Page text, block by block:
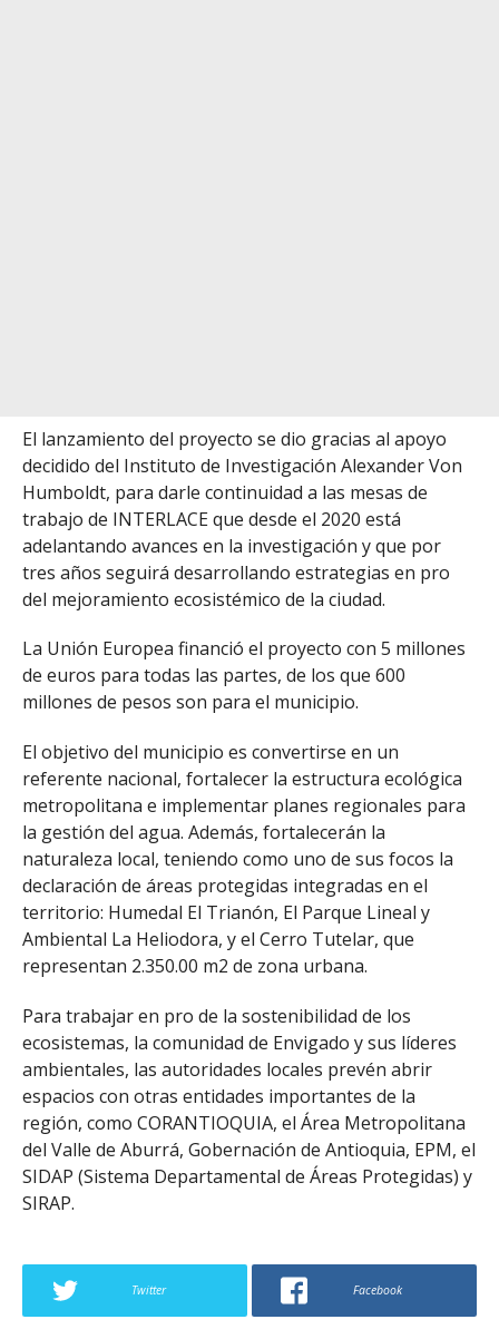
El lanzamiento del proyecto se dio gracias al apoyo
decidido del Instituto de Investigación Alexander Von
Humboldt, para darle continuidad a las mesas de
trabajo de INTERLACE que desde el 2020 está
adelantando avances en la investigación y que por
tres años seguirá desarrollando estrategias en pro
del mejoramiento ecosistémico de la ciudad.
La Unión Europea financió el proyecto con 5 millones
de euros para todas las partes, de los que 600
millones de pesos son para el municipio.
El objetivo del municipio es convertirse en un
referente nacional, fortalecer la estructura ecológica
metropolitana e implementar planes regionales para
la gestión del agua. Además, fortalecerán la
naturaleza local, teniendo como uno de sus focos la
declaración de áreas protegidas integradas en el
territorio: Humedal El Trianón, El Parque Lineal y
Ambiental La Heliodora, y el Cerro Tutelar, que
representan 2.350.00 m2 de zona urbana.
Para trabajar en pro de la sostenibilidad de los
ecosistemas, la comunidad de Envigado y sus líderes
ambientales, las autoridades locales prevén abrir
espacios con otras entidades importantes de la
región, como CORANTIOQUIA, el Área Metropolitana
del Valle de Aburrá, Gobernación de Antioquia, EPM, el
SIDAP (Sistema Departamental de Áreas Protegidas) y
SIRAP.
Twitter Facebook